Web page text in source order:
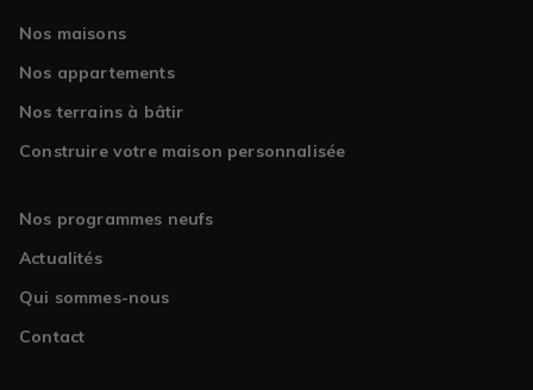
Nos maisons
Nos appartements
Nos terrains à bâtir
Construire votre maison personnalisée
Nos programmes neufs
Actualités
Qui sommes-nous
Contact